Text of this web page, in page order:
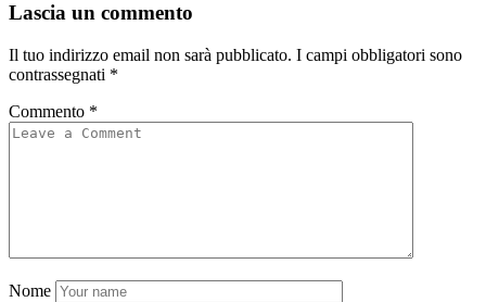
Lascia un commento
Il tuo indirizzo email non sarà pubblicato. I campi obbligatori sono
contrassegnati *
Commento *
Nome